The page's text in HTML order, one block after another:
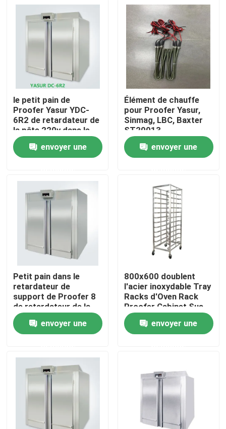
Maison
Vidéos
Visite de l'usine
Contrôle de qualité
Nous contacter
Four à sole de boulangerie
Four à chariot de boulangerie
Four de convection de boulangerie
le petit pain de
Proofer Yasur YDC-
6R2 de retardateur de
la pâte 220v dans le
type 6 étire le plateau
de 40X60cmenvoyer une
Élément de chauffe
pour Proofer Yasur,
Sinmag, LBC, Baxter
ST20013
envoyer une
Petit pain dans le
retardateur de
support de Proofer 8
de retardateur de la
pâte pour faire Yasur
cuire au four YST-8R2
220V 8kw
envoyer une
800x600 doublent
l'acier inoxydable Tray
Racks d'Oven Rack
Proofer Cabinet Sus
304
envoyer une